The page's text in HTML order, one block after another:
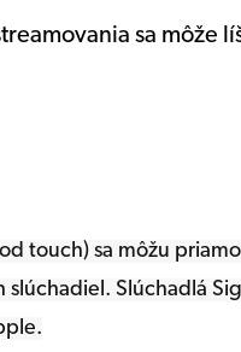
sa
touch) sa môžu
Slúchadlá